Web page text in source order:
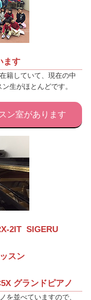
ます
籍していて、現在の中
生がほとんどです。
ン室があります
2IT SIGERU
スン
グランドピアノ
を並べていますので、